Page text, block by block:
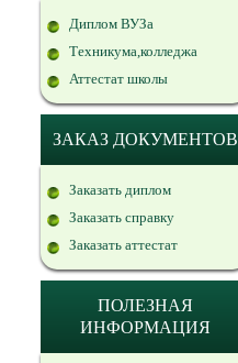
Диплом ВУЗа
Техникума,колледжа
Аттестат школы
ЗАКАЗ ДОКУМЕНТОВ
Заказать диплом
Заказать справку
Заказать аттестат
ПОЛЕЗНАЯ
ИНФОРМАЦИЯ